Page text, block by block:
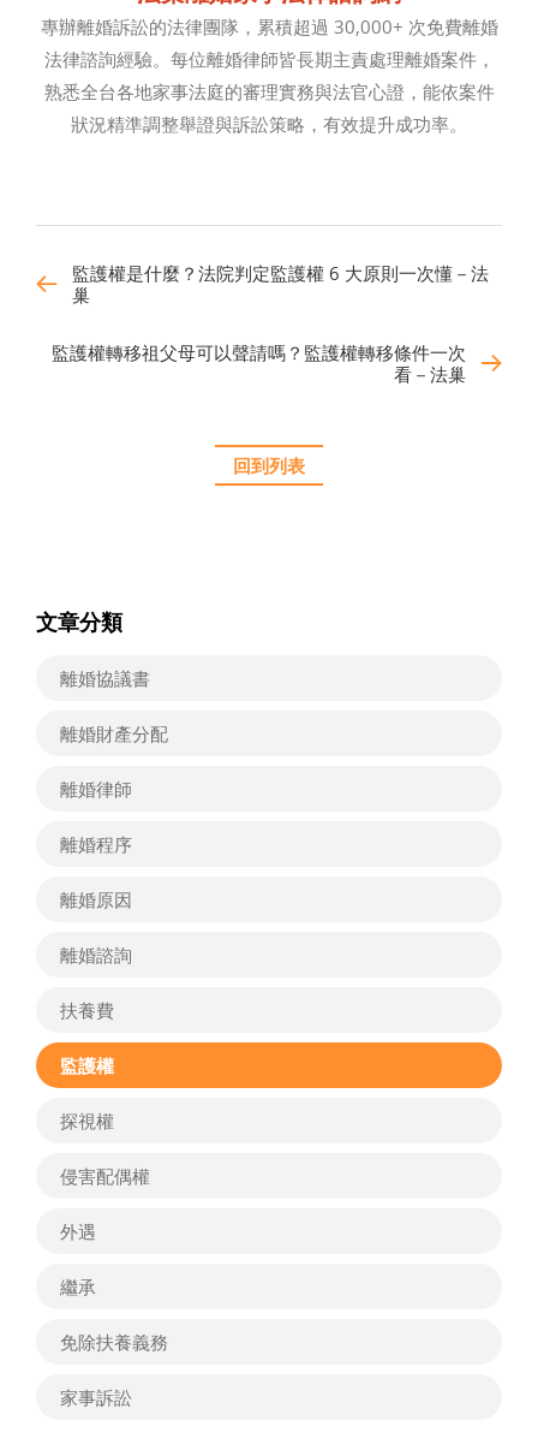
專辦離婚訴訟的法律團隊，累積超過 30,000+ 次免費離婚
法律諮詢經驗。每位離婚律師皆長期主責處理離婚案件，
熟悉全台各地家事法庭的審理實務與法官心證，能依案件
狀況精準調整舉證與訴訟策略，有效提升成功率。
監護權是什麼？法院判定監護權 6 大原則一次懂－法
巢
監護權轉移祖父母可以聲請嗎？監護權轉移條件一次
看－法巢
回到列表
文章分類
離婚協議書
離婚財產分配
離婚律師
離婚程序
離婚原因
離婚諮詢
扶養費
監護權
探視權
侵害配偶權
外遇
繼承
免除扶養義務
家事訴訟